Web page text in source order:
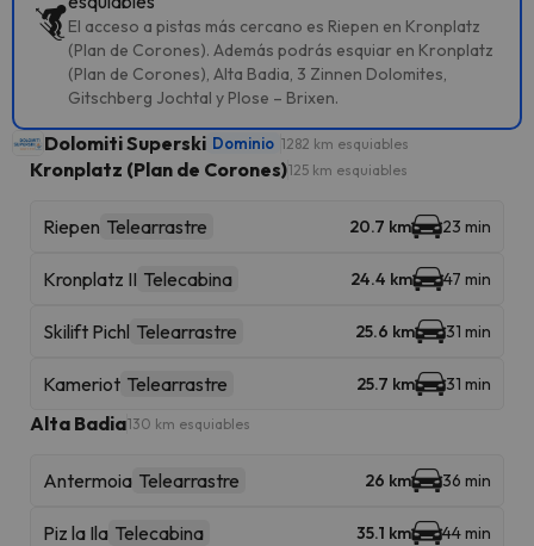
El acceso a pistas más cercano es Riepen en Kronplatz
(Plan de Corones). Además podrás esquiar en Kronplatz
(Plan de Corones), Alta Badia, 3 Zinnen Dolomites,
Gitschberg Jochtal y Plose – Brixen.
Dolomiti Superski Dominio 1282 km esquiables
Kronplatz (Plan de Corones)125 km esquiables
Riepen Telearrastre 20.7 km 23 min
Kronplatz II Telecabina 24.4 km 47 min
Skilift Pichl Telearrastre 25.6 km 31 min
Kameriot Telearrastre 25.7 km 31 min
Alta Badia130 km esquiables
Antermoia Telearrastre 26 km 36 min
Piz la Ila Telecabina 35.1 km 44 min